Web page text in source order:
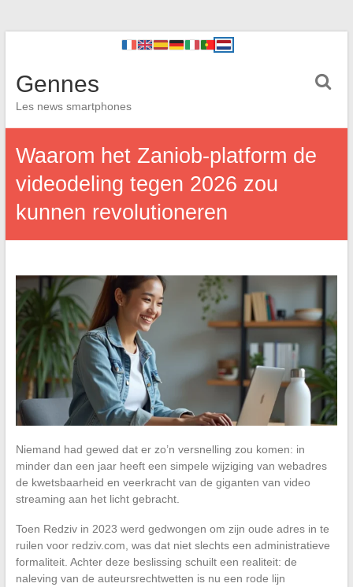
Gennes
Les news smartphones
Waarom het Zaniob-platform de
videodeling tegen 2026 zou
kunnen revolutioneren
Niemand had gewed dat er zo’n versnelling zou komen: in
minder dan een jaar heeft een simpele wijziging van webadres
de kwetsbaarheid en veerkracht van de giganten van video
streaming aan het licht gebracht.
Toen Redziv in 2023 werd gedwongen om zijn oude adres in te
ruilen voor redziv.com, was dat niet slechts een administratieve
formaliteit. Achter deze beslissing schuilt een realiteit: de
naleving van de auteursrechtwetten is nu een rode lijn